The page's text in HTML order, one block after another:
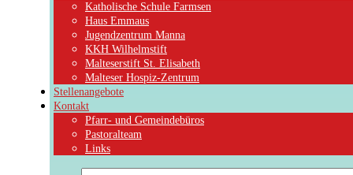
Katholische Schule Farmsen
Haus Emmaus
Jugendzentrum Manna
KKH Wilhelmstift
Malteserstift St. Elisabeth
Malteser Hospiz-Zentrum
Stellenangebote
Kontakt
Pfarr- und Gemeindebüros
Pastoralteam
Links